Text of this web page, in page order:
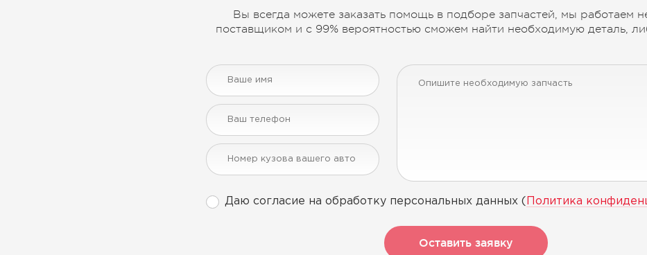
Вы всегда можете заказать помощь в подборе запчастей, мы работаем
поставщиком и с 99% вероятностью сможем найти необходимую деталь,
Даю согласие на обработку персональных данных ( Политика
Оставить заявку